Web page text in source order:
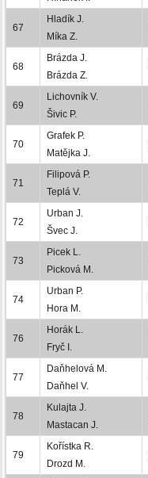
67
Hladík J.
Míka Z.
68
Brázda J.
Brázda Z.
69
Lichovník V.
Šivic P.
70
Grafek P.
Matějka J.
71
Filipová P.
Teplá V.
72
Urban J.
Švec J.
73
Picek L.
Picková M.
74
Urban P.
Hora M.
76
Horák L.
Fryč I.
77
Daňhelová M.
Daňhel V.
78
Kulajta J.
Mastacan J.
79
Kořístka R.
Drozd M.